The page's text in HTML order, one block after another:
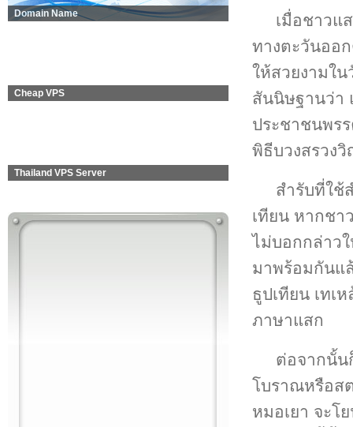
Domain Name
Cheap VPS
Thailand VPS Server
เมื่อชาวแ
ทางตะวันออ
ให้สวยงามใ
สันนิษฐานว่า
ประชาชนพร
พิธีบวงสรวง
สำรับที่ใช้
เทียน หากชา
ไม่บอกกล่าว
มาพร้อมกันแล้
ธูปเทียน เทเ
ภาษาแสก
ต่อจากนั้น
โบราณหรือส
หมอเยา จะโ